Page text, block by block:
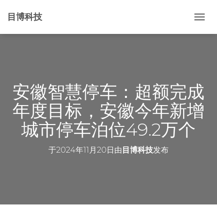
目博科技
换
安徽智慧停车：超额完成
年度目标，安徽今年新增
城市停车泊位49.2万个
于2024年11月20日 由目博科技发布